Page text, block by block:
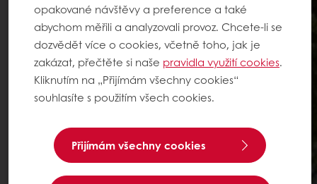
opakované návštěvy a preference a také
abychom měřili a analyzovali provoz. Chcete-li se
dozvědět více o cookies, včetně toho, jak je
zakázat, přečtěte si naše pravidla využití cookies.
Kliknutím na „Přijímám všechny cookies“
souhlasíte s použitím všech cookies.
Přijímám všechny cookies